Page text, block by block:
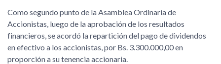
Como segundo punto de la Asamblea Ordinaria de
Accionistas, luego de la aprobación de los resultados
financieros, se acordó la repartición del pago de dividendos
en efectivo a los accionistas, por Bs. 3.300.000,00 en
proporción a su tenencia accionaria.